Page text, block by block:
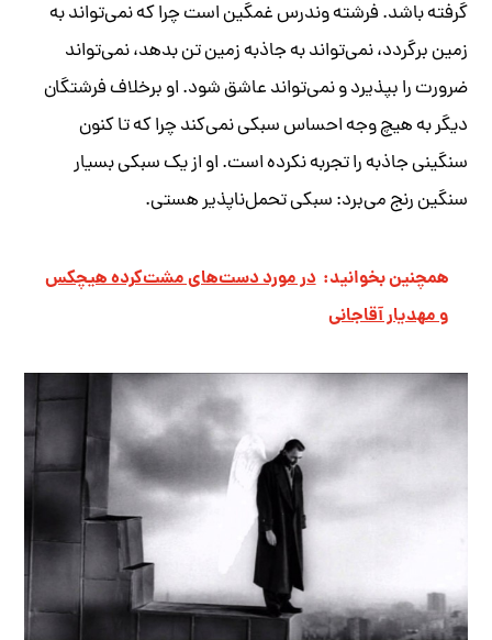
گرفته باشد. فرشته وندرس غمگین است چرا که نمی‌تواند به
زمین برگردد، نمی‌تواند به جاذبه زمین تن بدهد، نمی‌تواند
ضرورت را بپذیرد و نمی‌تواند عاشق شود. او برخلاف فرشتگان
دیگر به هیچ وجه احساس سبکی نمی‌کند چرا که تا کنون
سنگینی جاذبه را تجربه نکرده است. او از یک سبکی بسیار
سنگین رنج می‌برد: سبکی تحمل‌ناپذیر هستی.
همچنین بخوانید: در مورد دست‌های مشت‌کرده هیچکس
و مهدیار آقاجانی